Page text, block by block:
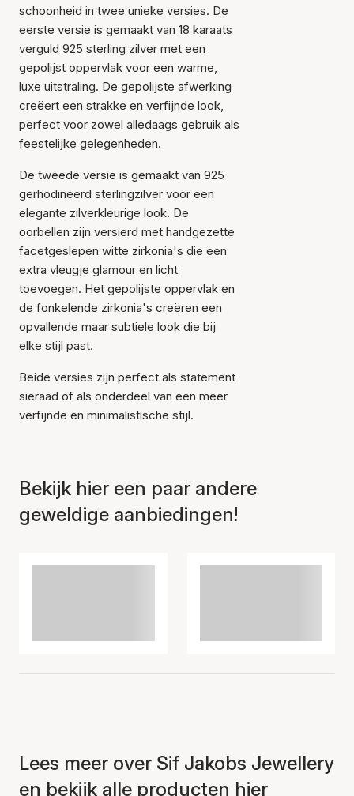
Item is toegevoegd aan
het winkelmandje
schoonheid in twee unieke versies. De
eerste versie is gemaakt van 18 karaats
verguld 925 sterling zilver met een
gepolijst oppervlak voor een warme,
luxe uitstraling. De gepolijste afwerking
creëert een strakke en verfijnde look,
perfect voor zowel alledaags gebruik als
feestelijke gelegenheden.
De tweede versie is gemaakt van 925
gerhodineerd sterlingzilver voor een
elegante zilverkleurige look. De
oorbellen zijn versierd met handgezette
facetgeslepen witte zirkonia's die een
extra vleugje glamour en licht
toevoegen. Het gepolijste oppervlak en
de fonkelende zirkonia's creëren een
opvallende maar subtiele look die bij
elke stijl past.
Beide versies zijn perfect als statement
sieraad of als onderdeel van een meer
verfijnde en minimalistische stijl.
Bekijk hier een paar andere
geweldige aanbiedingen!
Lees meer over Sif Jakobs Jewellery
en bekijk alle producten hier